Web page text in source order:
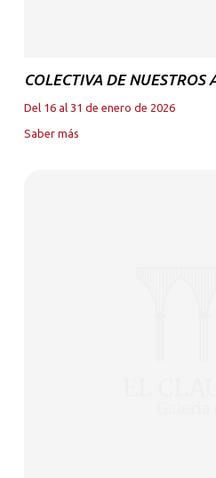
COLECTIVA DE NUESTROS
Del 16 al 31 de enero de 2026
Saber más